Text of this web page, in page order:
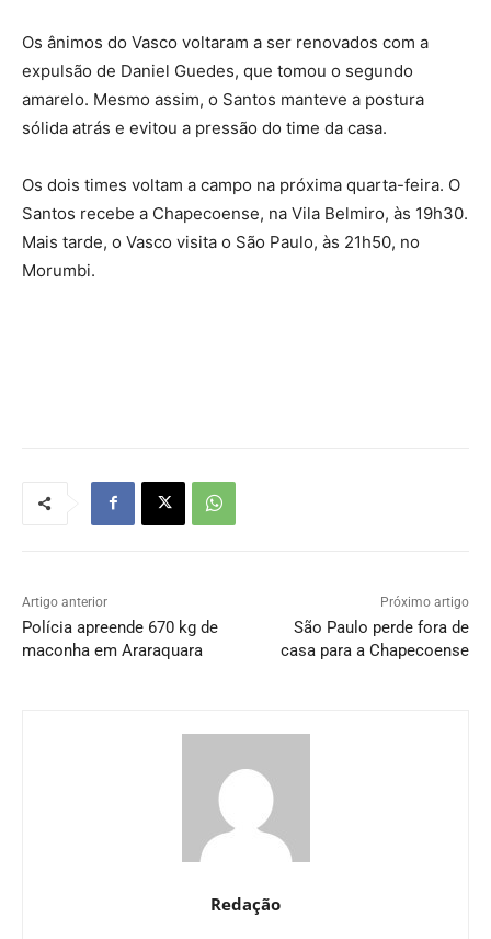
Os ânimos do Vasco voltaram a ser renovados com a
expulsão de Daniel Guedes, que tomou o segundo
amarelo. Mesmo assim, o Santos manteve a postura
sólida atrás e evitou a pressão do time da casa.
Os dois times voltam a campo na próxima quarta-feira. O
Santos recebe a Chapecoense, na Vila Belmiro, às 19h30.
Mais tarde, o Vasco visita o São Paulo, às 21h50, no
Morumbi.
Artigo anterior
Polícia apreende 670 kg de
maconha em Araraquara
Próximo artigo
São Paulo perde fora de
casa para a Chapecoense
Redação